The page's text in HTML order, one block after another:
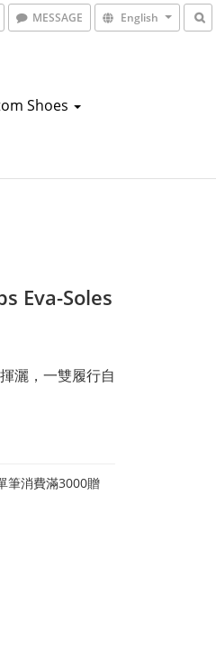
MESSAGE English
Shoes
Eva-Soles
灑，一雙履行自
筆消費滿3000贈